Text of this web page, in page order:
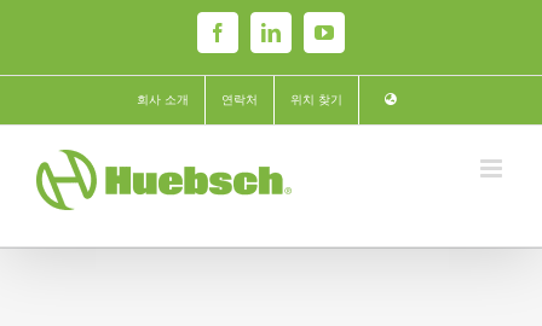
content
FacebookLinkedInYouTube
회사 소개 연락처 위치 찾기